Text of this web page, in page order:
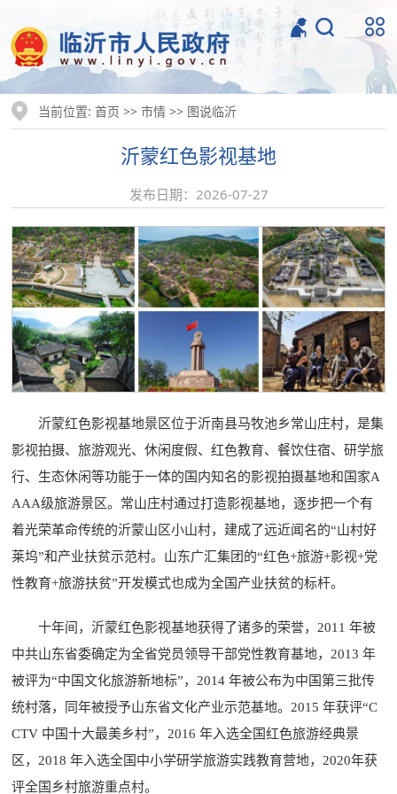
当前位置:首页 >>市情 >> 图说临沂
沂蒙红色影视基地
发布日期：2026-07-27
沂蒙红色影视基地景区位于沂南县马牧池乡常山庄村，是集
影视拍摄、旅游观光、休闲度假、红色教育、餐饮住宿、研学旅
行、生态休闲等功能于一体的国内知名的影视拍摄基地和国家A
AAA级旅游景区。常山庄村通过打造影视基地，逐步把一个有
着光荣革命传统的沂蒙山区小山村，建成了远近闻名的“山村好
莱坞”和产业扶贫示范村。山东广汇集团的“红色+旅游+影视+党
性教育+旅游扶贫”开发模式也成为全国产业扶贫的标杆。
十年间，沂蒙红色影视基地获得了诸多的荣誉，2011 年被
中共山东省委确定为全省党员领导干部党性教育基地，2013 年
被评为“中国文化旅游新地标”，2014 年被公布为中国第三批传
统村落，同年被授予山东省文化产业示范基地。2015 年获评“C
CTV 中国十大最美乡村”，2016 年入选全国红色旅游经典景
区，2018 年入选全国中小学研学旅游实践教育营地，2020年获
评全国乡村旅游重点村。